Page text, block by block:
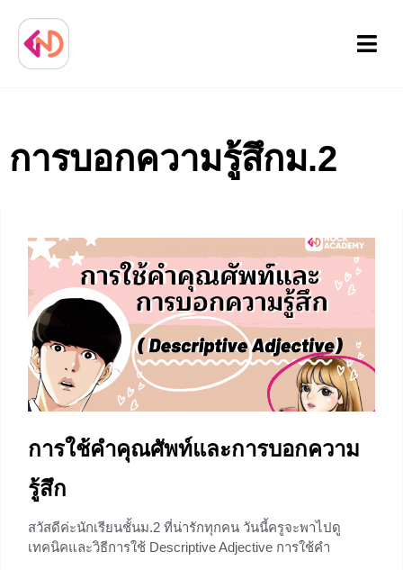
Menu
การบอกความรู้สึกม.2
การใช้คำคุณศัพท์และการบอกความ
รู้สึก
สวัสดีค่ะนักเรียนชั้นม.2 ที่น่ารักทุกคน วันนี้ครูจะพาไปดู
เทคนิคและวิธีการใช้ Descriptive Adjective การใช้คำ